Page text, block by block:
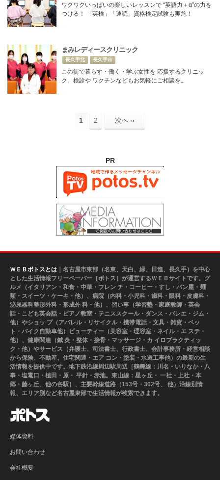
ワクワクいっぱいの楽しいレッスンで “英語力＋α”の力を
つける！ 「英検」「速読」資格検定試験も実施！
まみレディースクリニック
長久手北 長久手市
この街で暮らす・働く・学ぶ女性を 応援するクリニッ
ク。検診や ワクチンなどもお気軽にご相談を。
1 2 次へ »
PR
ＷＥＢポトスとは ｜名古屋市東部（名東、天白、緑、日進、長久手）を中心
とした生活情報フリーペーパー［ポトス］が運営するＷＥＢサイトです。グ
ルメ（イタリアン・和食・中華・フレン チ・コーヒー・すし・パン屋・麺
類・スイーツ・ケーキ・他）、病院（内科・小児科・歯科・眼科・皮膚科・
泌尿器科整形外科・形成外 科・他）、習い事（学習塾・家庭教師・英会
話・こども英会話・ピアノ教室・テニススクール・ダンス・バレエ・ジム・
他）やショッ プ（アパレル・リサイクル・携帯電話・文具・雑貨・ペッ
ト・バイク自動車他）ビューティー（美容室・理容室・ネイル・エ ステ・
他）、健康関連（鍼 灸・整体・接骨・マッサージ・カ イロプラクティッ
ク・他）やサービス（弁護士、司法書士、行政書士、会計事務所・経営相談
から保険、不動産、住宅関連・エア コン・塗装・水道工事他）の最新の生
活情報を提供中です。地下鉄沿線周辺駅周辺［鶴舞線：川名・いりなか・八
事・塩竃口・植田・原・ 平針・赤池。東山線：星ヶ丘・ 一社・上社・本
郷・藤ヶ丘、他の各駅］、主要幹線道路（153号・302号、 他）沿線別情
報、エリア別など名古屋東部で生活情報が検索できます。
媒体資料
お問い合わせ
会社概要